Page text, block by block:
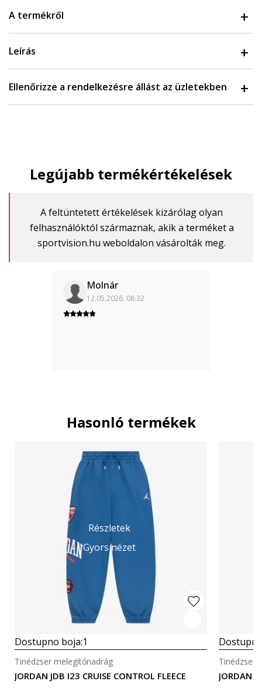
A termékről
Leírás
Ellenőrizze a rendelkezésre állást az üzletekben
Legújabb termékértékelések
A feltüntetett értékelések kizárólag olyan
felhasználóktól származnak, akik a terméket a
sportvision.hu weboldalon vásárolták meg.
Molnár
12.05.2026. 08:32
Hasonló termékek
Részletek
Gyors nézet
Dostupno boja:1
JORDAN JDB I23 CRUISE CONTROL FLEECE
Tinédzser melegítőnadrág
JORDAN
Tinédzser